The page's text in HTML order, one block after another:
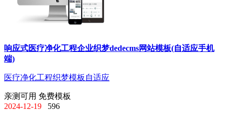
响应式医疗净化工程企业织梦dedecms网站模板(自适应手机
端)
医疗净化工程织梦模板 自适应
亲测可用 免费模板
2024-12-19
596